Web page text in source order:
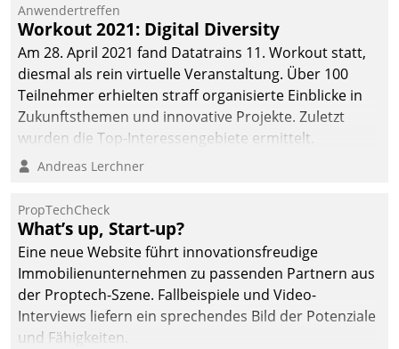
Cloud-Strategien und -
Lösungen mit hohem
Zukunftspotenzial.
Anwendertreffen
Workout 2021: Digital Diversity
Am 28. April 2021 fand Datatrains 11. Workout statt,
diesmal als rein virtuelle Veranstaltung. Über 100
Teilnehmer erhielten straff organisierte Einblicke in
Zukunftsthemen und innovative Projekte. Zuletzt
wurden die Top-Interessengebiete ermittelt.
Andreas Lerchner
PropTechCheck
What’s up, Start-up?
Eine neue Website führt innovationsfreudige
Immobilienunternehmen zu passenden Partnern aus
der Proptech-Szene. Fallbeispiele und Video-
Interviews liefern ein sprechendes Bild der Potenziale
und Fähigkeiten.